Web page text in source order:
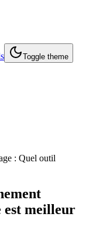
Toggle theme
: Quel outil
est meilleur